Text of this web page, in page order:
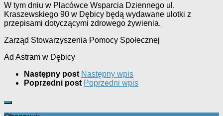
W tym dniu w Placówce Wsparcia Dziennego ul.
Kraszewskiego 90 w Dębicy będą wydawane ulotki z
przepisami dotyczącymi zdrowego żywienia.
Zarząd Stowarzyszenia Pomocy Społecznej
Ad Astram w Dębicy
Następny post Następny wpis
Poprzedni post Poprzedni wpis